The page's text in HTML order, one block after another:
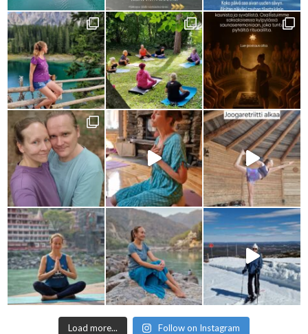
Load more... Follow on Instagram